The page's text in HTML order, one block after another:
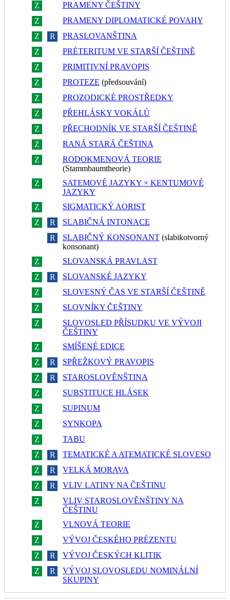
Z
PRAMENY ČEŠTINY
Z
PRAMENY DIPLOMATICKÉ POVAHY
Z
R
PRASLOVANŠTINA
Z
PRÉTERITUM VE STARŠÍ ČEŠTINĚ
Z
PRIMITIVNÍ PRAVOPIS
Z
PROTEZE (předsouvání)
Z
PROZODICKÉ PROSTŘEDKY
Z
PŘEHLÁSKY VOKÁLŮ
Z
PŘECHODNÍK VE STARŠÍ ČEŠTINĚ
Z
RANÁ STARÁ ČEŠTINA
Z
RODOKMENOVÁ TEORIE
(Stammbaumtheorie)
Z
SATEMOVÉ JAZYKY × KENTUMOVÉ
JAZYKY
Z
SIGMATICKÝ AORIST
Z
R
SLABIČNÁ INTONACE
R SLABIČNÝ KONSONANT(slabikotvorný
konsonant)
Z
SLOVANSKÁ PRAVLAST
Z
R
SLOVANSKÉ JAZYKY
Z
SLOVESNÝ ČAS VE STARŠÍ ČEŠTINĚ
Z
SLOVNÍKY ČEŠTINY
Z
SLOVOSLED PŘÍSUDKU VE VÝVOJI
ČEŠTINY
Z
SMÍŠENÉ EDICE
Z
R
SPŘEŽKOVÝ PRAVOPIS
Z
R
STAROSLOVĚNŠTINA
Z
SUBSTITUCE HLÁSEK
Z
SUPINUM
Z
SYNKOPA
Z
TABU
Z
R
TEMATICKÉ A ATEMATICKÉ SLOVESO
Z
R
VELKÁ MORAVA
Z
R
VLIV LATINY NA ČEŠTINU
Z
VLIV STAROSLOVĚNŠTINY NA
ČEŠTINU
Z
VLNOVÁ TEORIE
Z
VÝVOJ ČESKÉHO PRÉZENTU
Z
R
VÝVOJ ČESKÝCH KLITIK
Z
R
VÝVOJ SLOVOSLEDU NOMINÁLNÍ
SKUPINY